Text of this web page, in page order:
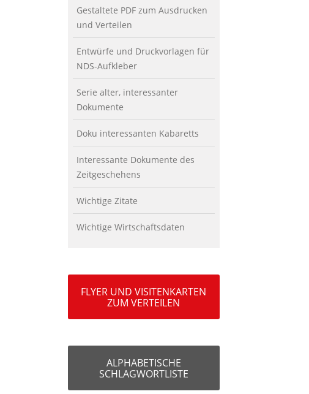
Gestaltete PDF zum Ausdrucken
und Verteilen
Entwürfe und Druckvorlagen für
NDS-Aufkleber
Serie alter, interessanter
Dokumente
Doku interessanten Kabaretts
Interessante Dokumente des
Zeitgeschehens
Wichtige Zitate
Wichtige Wirtschaftsdaten
FLYER UND VISITENKARTEN
ZUM VERTEILEN
ALPHABETISCHE
SCHLAGWORTLISTE